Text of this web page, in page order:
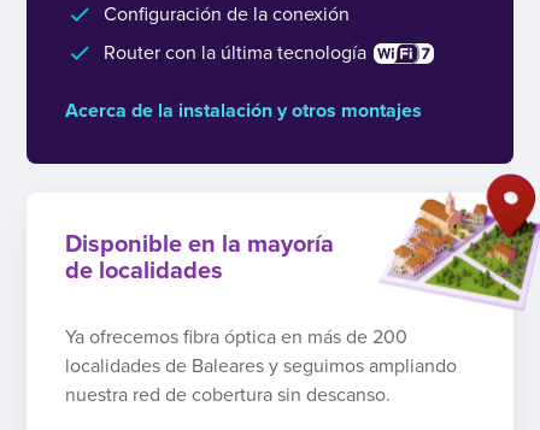
Configuración de la conexión
Router con la última tecnología
Acerca de la instalación y otros montajes
Disponible en la mayoría
de localidades
Ya ofrecemos fibra óptica en más de 200
localidades de Baleares y seguimos ampliando
nuestra red de cobertura sin descanso.